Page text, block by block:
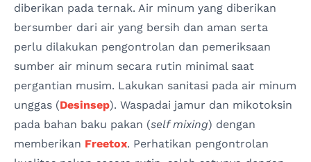
diberikan pada ternak. Air minum yang diberikan
bersumber dari air yang bersih dan aman serta
perlu dilakukan pengontrolan dan pemeriksaan
sumber air minum secara rutin minimal saat
pergantian musim. Lakukan sanitasi pada air minum
unggas (Desinsep). Waspadai jamur dan mikotoksin
pada bahan baku pakan (self mixing) dengan
memberikan Freetox. Perhatikan pengontrolan